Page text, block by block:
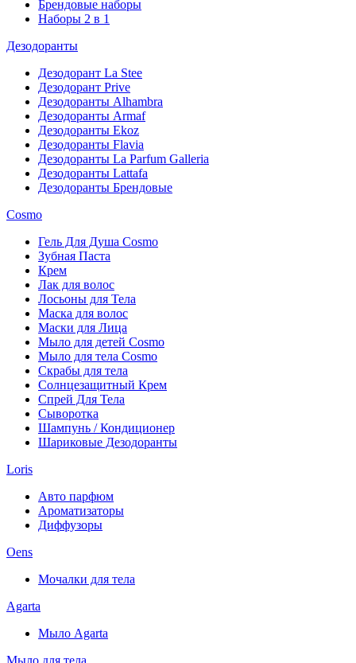
Брендовые наборы
Наборы 2 в 1
Дезодоранты
Дезодорант La Stee
Дезодорант Prive
Дезодоранты Alhambra
Дезодоранты Armaf
Дезодоранты Ekoz
Дезодоранты Flavia
Дезодоранты La Parfum Galleria
Дезодоранты Lattafa
Дезодоранты Брендовые
Cosmo
Гель Для Душа Cosmo
Зубная Паста
Крем
Лак для волос
Лосьоны для Тела
Маска для волос
Маски для Лица
Мыло для детей Cosmo
Мыло для тела Cosmo
Скрабы для тела
Солнцезащитный Крем
Спрей Для Тела
Сыворотка
Шампунь / Кондиционер
Шариковые Дезодоранты
Loris
Авто парфюм
Ароматизаторы
Диффузоры
Oens
Мочалки для тела
Agarta
Мыло Agarta
Мыло для тела